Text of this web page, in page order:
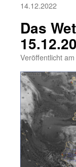
14.12.2022
Das
Veröffentlicht am